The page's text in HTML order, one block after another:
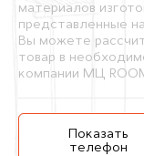
материалов
представленные
Вы можете
товар в
компании МЦ
Показать
телефон